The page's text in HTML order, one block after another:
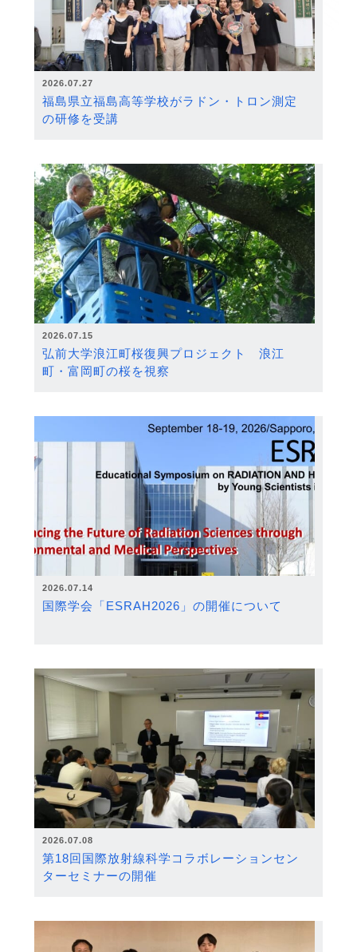
2026.07.27
福島県立福島高等学校がラドン・トロン測定
の研修を受講
2026.07.15
弘前大学浪江町桜復興プロジェクト 浪江
町・富岡町の桜を視察
2026.07.14
国際学会「ESRAH2026」の開催について
2026.07.08
第18回国際放射線科学コラボレーションセン
ターセミナーの開催